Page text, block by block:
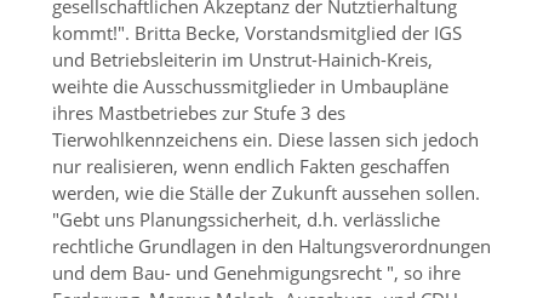
gesellschaftlichen Akzeptanz der Nutztierhaltung
kommt! . Britta Becke, Vorstandsmitglied der IGS
und Betriebsleiterin im Unstrut-Hainich-Kreis,
weihte die Ausschussmitglieder in Umbaupläne
ihres Mastbetriebes zur Stufe 3 des
Tierwohlkennzeichens ein. Diese lassen sich jedoch
nur realisieren, wenn endlich Fakten geschaffen
werden, wie die Ställe der Zukunft aussehen sollen.
Gebt uns Planungssicherheit, d.h. verlässliche
rechtliche Grundlagen in den Haltungsverordnungen
und dem Bau- und Genehmigungsrecht , so ihre